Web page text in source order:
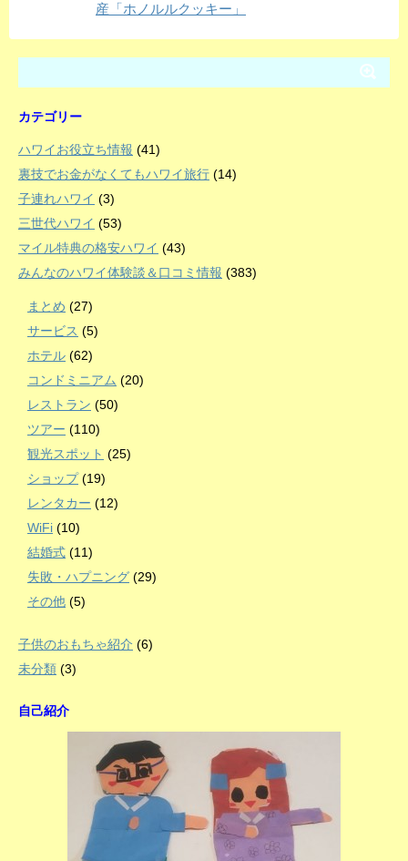
産「ホノルルクッキー」
カテゴリー
ハワイお役立ち情報 (41)
裏技でお金がなくてもハワイ旅行 (14)
子連れハワイ (3)
三世代ハワイ (53)
マイル特典の格安ハワイ (43)
みんなのハワイ体験談＆口コミ情報 (383)
まとめ (27)
サービス (5)
ホテル (62)
コンドミニアム (20)
レストラン (50)
ツアー (110)
観光スポット (25)
ショップ(19)
レンタカー (12)
WiFi (10)
結婚式 (11)
失敗・ハプニング (29)
その他 (5)
子供のおもちゃ紹介 (6)
未分類 (3)
自己紹介